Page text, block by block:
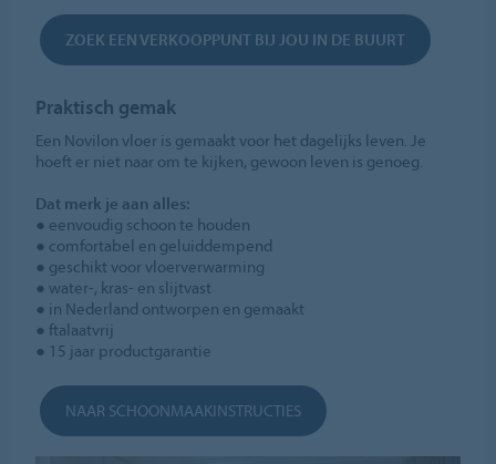
ZOEK EEN VERKOOPPUNT BIJ JOU IN DE BUURT
Praktisch gemak
Een Novilon vloer is gemaakt voor het dagelijks leven. Je
hoeft er niet naar om te kijken, gewoon leven is genoeg.
Dat merk je aan alles:
● eenvoudig schoon te houden
● comfortabel en geluiddempend
● geschikt voor vloerverwarming
● water-, kras- en slijtvast
● in Nederland ontworpen en gemaakt
● ftalaatvrij
● 15 jaar productgarantie
NAAR SCHOONMAAKINSTRUCTIES